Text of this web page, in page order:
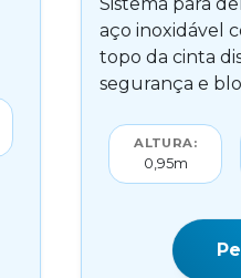
aço inoxidável
topo da cinta
segurança e
ALTURA:
0,95m